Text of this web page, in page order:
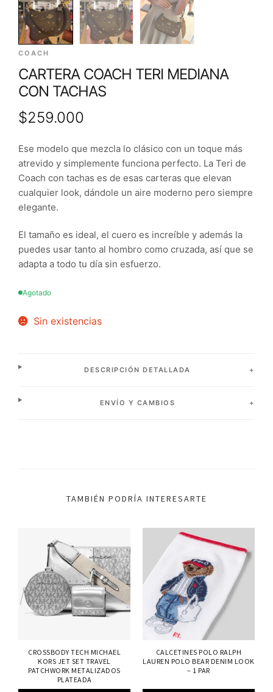
COACH
CARTERA COACH TERI MEDIANA
CON TACHAS
$259.000
Ese modelo que mezcla lo clásico con un toque más
atrevido y simplemente funciona perfecto. La Teri de
Coach con tachas es de esas carteras que elevan
cualquier look, dándole un aire moderno pero siempre
elegante.
El tamaño es ideal, el cuero es increíble y además la
puedes usar tanto al hombro como cruzada, así que se
adapta a todo tu día sin esfuerzo.
Agotado
Sin existencias
DESCRIPCIÓN DETALLADA
ENVÍO Y CAMBIOS
TAMBIÉN PODRÍA INTERESARTE
CROSSBODY TECH MICHAEL
KORS JET SET TRAVEL
PATCHWORK METALIZADOS
PLATEADA
CALCETINES POLO RALPH
LAUREN POLO BEAR DENIM LOOK
– 1 PAR